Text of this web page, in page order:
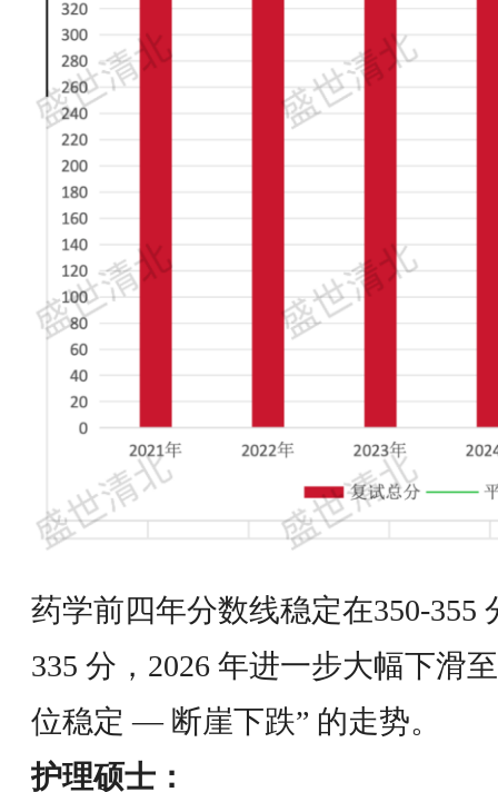
药学前四年分数线稳定在350-355
335 分，2026 年进一步大幅下滑
位稳定 — 断崖下跌” 的走势。
护理硕士：